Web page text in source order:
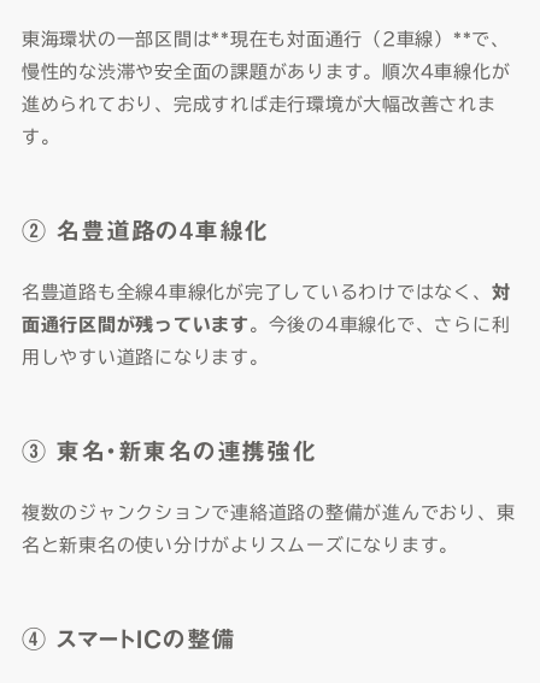
東海環状の一部区間は**現在も対面通行（2車線）**で、
慢性的な渋滞や安全面の課題があります。順次4車線化が
進められており、完成すれば走行環境が大幅改善されま
す。
② 名豊道路の4車線化
名豊道路も全線4車線化が完了しているわけではなく、 対
面通行区間が残っています 。今後の4車線化で、さらに利
用しやすい道路になります。
③ 東名・新東名の連携強化
複数のジャンクションで連絡道路の整備が進んでおり、東
名と新東名の使い分けがよりスムーズになります。
④ スマートICの整備